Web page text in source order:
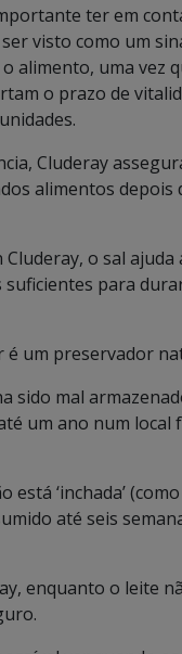
ter em
visto como um
alimento, uma vez
o prazo de
Cluderay
alimentos depois
Cluderay, o sal
para
é um preservador
sido mal
um ano num local
está ‘inchada’
até seis
enquanto o leite